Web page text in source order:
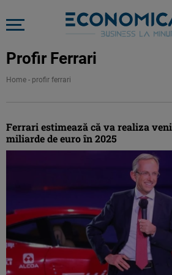
Profir Ferrari
Home - profir ferrari
Ferrari estimează că va realiza
miliarde de euro în 2025